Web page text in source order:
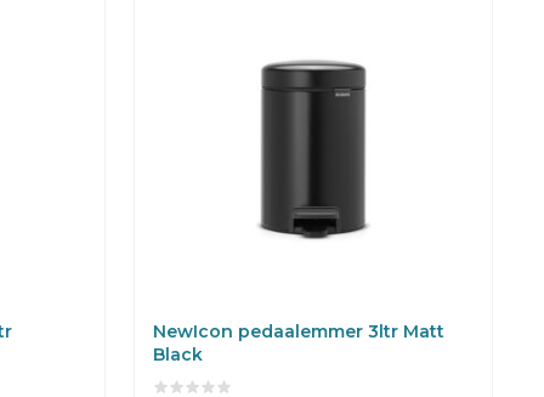
NewIcon pedaalemmer 3ltr Matt
Black